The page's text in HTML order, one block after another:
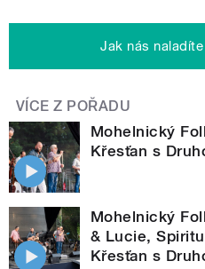
Jak nás
VÍCE Z POŘADU
Mohelnický
Křesťan s
Mohelnický
& Lucie,
Křesťan s